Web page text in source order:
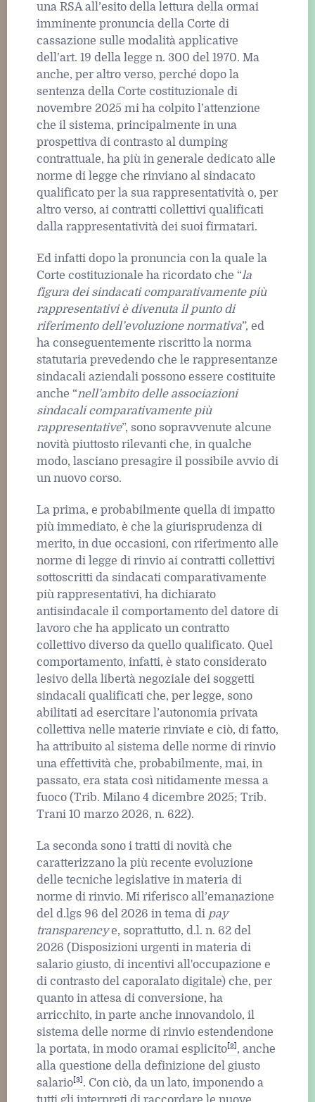
una RSA all’esito della lettura della ormai
imminente pronuncia della Corte di
cassazione sulle modalità applicative
dell’art. 19 della legge n. 300 del 1970. Ma
anche, per altro verso, perché dopo la
sentenza della Corte costituzionale di
novembre 2025 mi ha colpito l’attenzione
che il sistema, principalmente in una
prospettiva di contrasto al dumping
contrattuale, ha più in generale dedicato alle
norme di legge che rinviano al sindacato
qualificato per la sua rappresentatività o, per
altro verso, ai contratti collettivi qualificati
dalla rappresentatività dei suoi firmatari.
Ed infatti dopo la pronuncia con la quale la
Corte costituzionale ha ricordato che “la
figura dei sindacati comparativamente più
rappresentativi è divenuta il punto di
riferimento dell’evoluzione normativa”, ed
ha conseguentemente riscritto la norma
statutaria prevedendo che le rappresentanze
sindacali aziendali possono essere costituite
anche “nell’ambito delle associazioni
sindacali comparativamente più
rappresentative”, sono sopravvenute alcune
novità piuttosto rilevanti che, in qualche
modo, lasciano presagire il possibile avvio di
un nuovo corso.
La prima, e probabilmente quella di impatto
più immediato, è che la giurisprudenza di
merito, in due occasioni, con riferimento alle
norme di legge di rinvio ai contratti collettivi
sottoscritti da sindacati comparativamente
più rappresentativi, ha dichiarato
antisindacale il comportamento del datore di
lavoro che ha applicato un contratto
collettivo diverso da quello qualificato. Quel
comportamento, infatti, è stato considerato
lesivo della libertà negoziale dei soggetti
sindacali qualificati che, per legge, sono
abilitati ad esercitare l’autonomia privata
collettiva nelle materie rinviate e ciò, di fatto,
ha attribuito al sistema delle norme di rinvio
una effettività che, probabilmente, mai, in
passato, era stata così nitidamente messa a
fuoco (Trib. Milano 4 dicembre 2025; Trib.
Trani 10 marzo 2026, n. 622).
La seconda sono i tratti di novità che
caratterizzano la più recente evoluzione
delle tecniche legislative in materia di
norme di rinvio. Mi riferisco all’emanazione
del d.lgs 96 del 2026 in tema di pay
transparencye, soprattutto, d.l. n. 62 del
2026 (Disposizioni urgenti in materia di
salario giusto, di incentivi all'occupazione e
di contrasto del caporalato digitale) che, per
quanto in attesa di conversione, ha
arricchito, in parte anche innovandolo, il
sistema delle norme di rinvio estendendone
la portata, in modo oramai esplicito [2] , anche
alla questione della definizione del giusto
salario [3] . Con ciò, da un lato, imponendo a